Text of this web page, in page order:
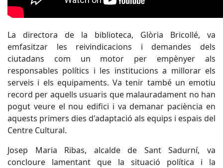
La directora de la biblioteca, Glòria Bricollé, va
emfasitzar les reivindicacions i demandes dels
ciutadans com un motor per empènyer als
responsables polítics i les institucions a millorar els
serveis i els equipaments. Va tenir també un emotiu
record per aquells usuaris que malauradament no han
pogut veure el nou edifici i va demanar paciència en
aquests primers dies d'adaptació als equips i espais del
Centre Cultural.
Josep Maria Ribas, alcalde de Sant Sadurní, va
concloure lamentant que la situació política i la